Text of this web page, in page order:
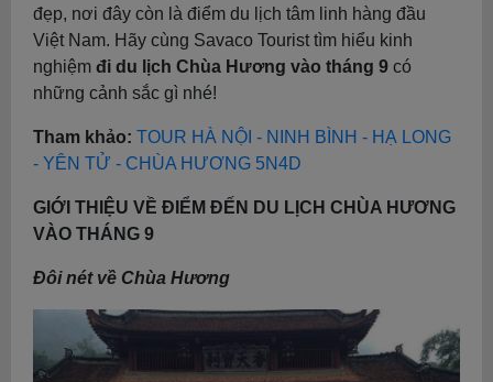
đẹp, nơi đây còn là điểm du lịch tâm linh hàng đầu
Việt Nam. Hãy cùng Savaco Tourist tìm hiểu kinh
nghiệm đi du lịch Chùa Hương vào tháng 9 có
những cảnh sắc gì nhé!
Tham khảo: TOUR HÀ NỘI - NINH BÌNH - HẠ LONG
- YÊN TỬ - CHÙA HƯƠNG 5N4D
GIỚI THIỆU VỀ ĐIỂM ĐẾN DU LỊCH CHÙA HƯƠNG
VÀO THÁNG 9
Đôi nét về Chùa Hương